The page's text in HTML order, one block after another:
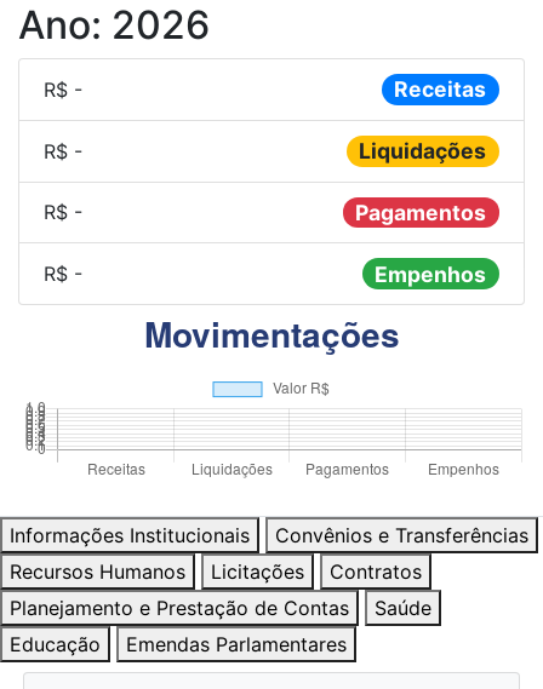
Ano: 2026
R$ - Receitas
R$ - Liquidações
R$ - Pagamentos
R$ - Empenhos
Informações Institucionais
Convênios e Transferências
Recursos Humanos
Licitações
Contratos
Planejamento e Prestação de Contas
Saúde
Educação
Emendas Parlamentares